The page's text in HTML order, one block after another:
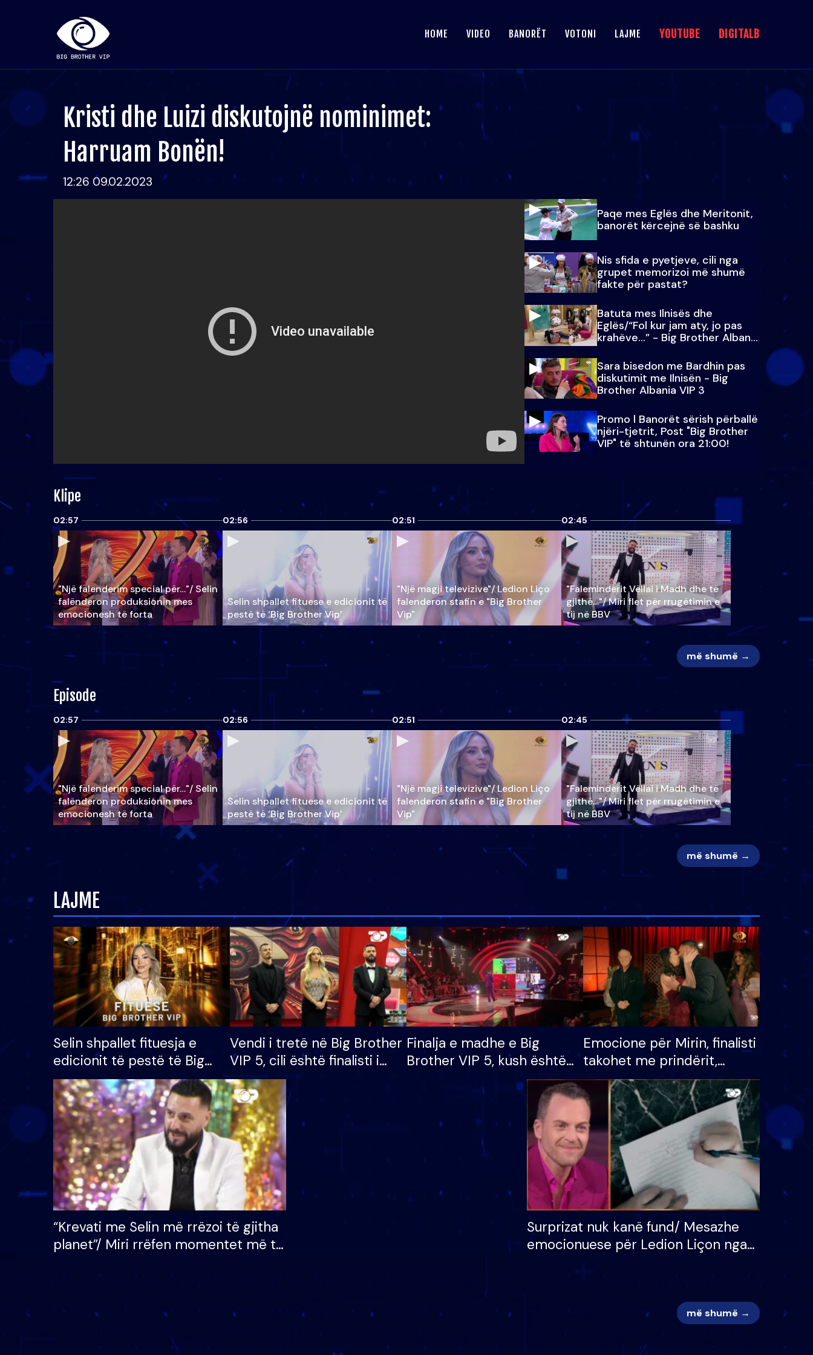
HOME VIDEO BANORËT VOTONI LAJME YOUTUBE DIGITALB
Kristi dhe Luizi diskutojnë nominimet:
Harruam Bonën!
12:26 09.02.2023
Paqe mes Eglës dhe Meritonit,
banorët kërcejnë së bashku
Nis sfida e pyetjeve, cili nga
grupet memorizoi më shumë
fakte për pastat?
Batuta mes Ilnisës dhe
Eglës/“Fol kur jam aty, jo pas
krahëve…” - Big Brother Albania
VIP 3
Sara bisedon me Bardhin pas
diskutimit me Ilnisën - Big
Brother Albania VIP 3
Promo l Banorët sërish përballë
njëri-tjetrit, Post "Big Brother
VIP" të shtunën ora 21:00!
Klipe
02:57
"Një falenderim special për…"/ Selin
falënderon produksionin mes
emocionesh të forta
02:56
Selin shpallet fituese e edicionit të
pestë të ‘Big Brother Vip’
02:51
"Një magji televizive"/ Ledion Liço
falenderon stafin e "Big Brother
Vip"
02:45
"Faleminderit Vëllai i Madh dhe të
gjithë…"/ Miri flet për rrugëtimin e
tij në BBV
më shumë →
Episode
02:57
"Një falenderim special për…"/ Selin
falënderon produksionin mes
emocionesh të forta
02:56
Selin shpallet fituese e edicionit të
pestë të ‘Big Brother Vip’
02:51
"Një magji televizive"/ Ledion Liço
falenderon stafin e "Big Brother
Vip"
02:45
"Faleminderit Vëllai i Madh dhe të
gjithë…"/ Miri flet për rrugëtimin e
tij në BBV
më shumë →
LAJME
Selin shpallet fituesja e
edicionit të pestë të Big
Brother VIP, rrëmben
çmimin e madh prej 100
mijë eurosh
Vendi i tretë në Big Brother
VIP 5, cili është finalisti i
radhës që lë shtëpinë
Finalja e madhe e Big
Brother VIP 5, kush është
banori i parë që lë shtëpinë
dhe humb mundësinë për
të fituar çmimin e madh
Emocione për Mirin, finalisti
takohet me prindërit,
vajzën dhe bashkëshorten:
S’kemi ndonjë letër divorci
apo jo?
“Krevati me Selin më rrëzoi të gjitha
planet”/ Miri rrëfen momentet më të
mungojë zilja e mëngjesit kur…
Surprizat nuk kanë fund/ Mesazhe
emocionuese për Ledion Liçon nga
më shumë →